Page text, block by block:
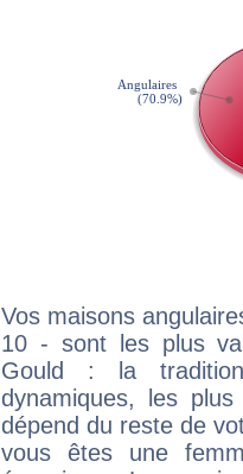
Vos maisons
10 - sont les plus
Gould : la
dynamiques, les
dépend du reste de
vous êtes une